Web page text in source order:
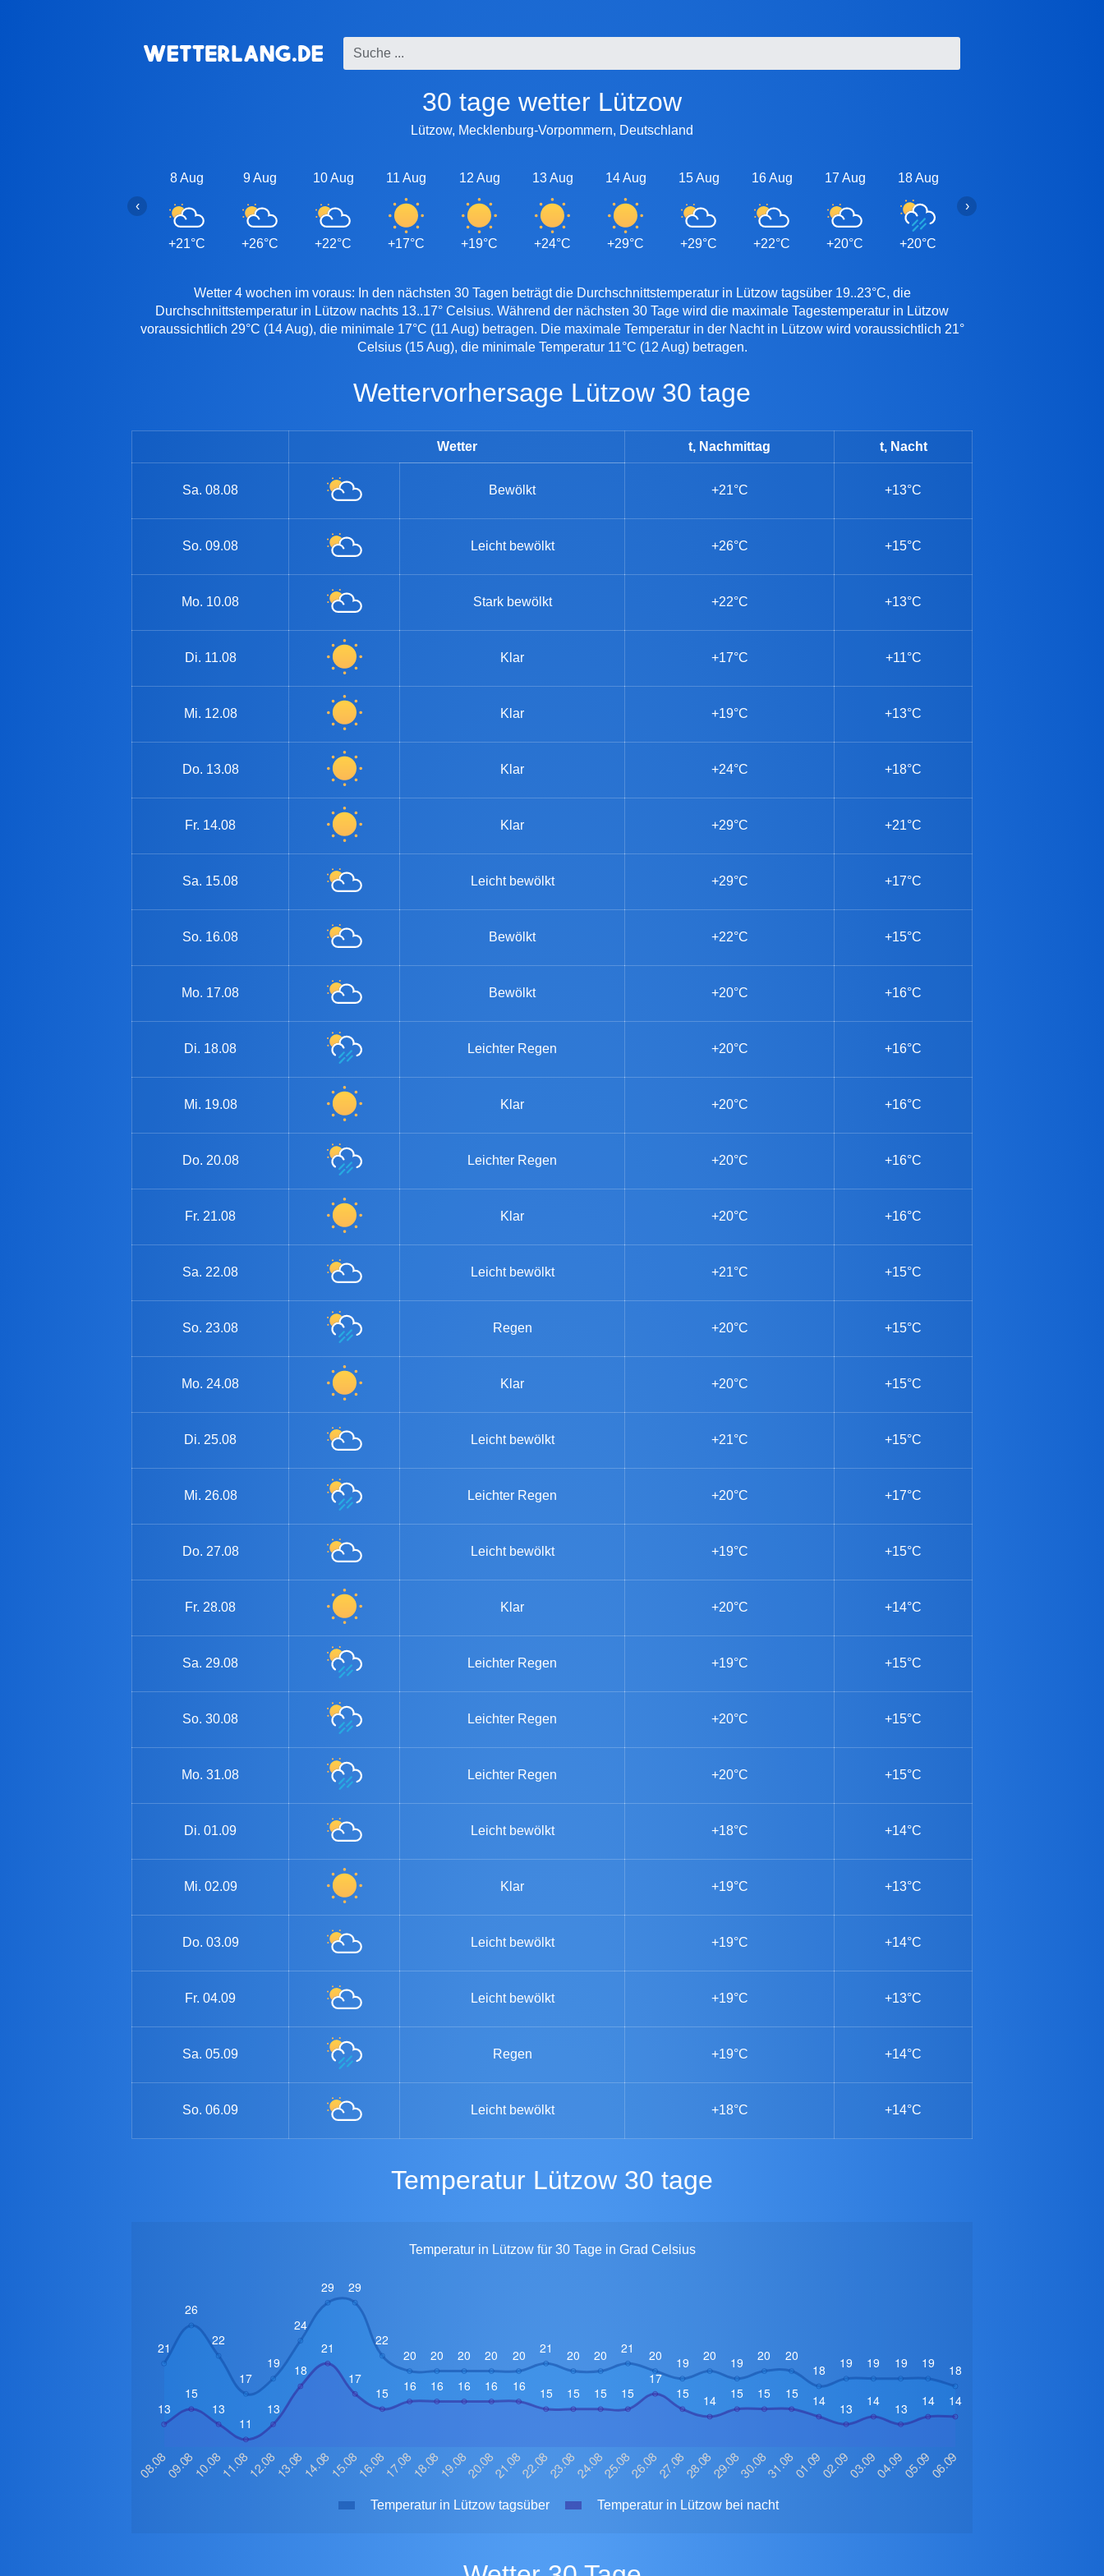
30 tage wetter Lützow
Lützow, Mecklenburg-Vorpommern, Deutschland
8 Aug
+21°C
9 Aug
+26°C
10 Aug
+22°C
11 Aug
+17°C
12 Aug
+19°C
13 Aug
+24°C
14 Aug
+29°C
15 Aug
+29°C
16 Aug
+22°C
17 Aug
+20°C
18 Aug
+20°C
‹ ›
Wetter 4 wochen im voraus: In den nächsten 30 Tagen beträgt die Durchschnittstemperatur in Lützow tagsüber 19..23°C, die
Durchschnittstemperatur in Lützow nachts 13..17° Celsius. Während der nächsten 30 Tage wird die maximale Tagestemperatur in Lützow
voraussichtlich 29°C (14 Aug), die minimale 17°C (11 Aug) betragen. Die maximale Temperatur in der Nacht in Lützow wird voraussichtlich 21°
Celsius (15 Aug), die minimale Temperatur 11°C (12 Aug) betragen.
Wettervorhersage Lützow 30 tage
Wetter t, Nachmittag t, Nacht
Sa. 08.08 Bewölkt +21°C +13°C
So. 09.08 Leicht bewölkt +26°C +15°C
Mo. 10.08 Stark bewölkt +22°C +13°C
Di. 11.08 Klar +17°C +11°C
Mi. 12.08 Klar +19°C +13°C
Do. 13.08 Klar +24°C +18°C
Fr. 14.08 Klar +29°C +21°C
Sa. 15.08 Leicht bewölkt +29°C +17°C
So. 16.08 Bewölkt +22°C +15°C
Mo. 17.08 Bewölkt +20°C +16°C
Di. 18.08 Leichter Regen +20°C +16°C
Mi. 19.08 Klar +20°C +16°C
Do. 20.08 Leichter Regen +20°C +16°C
Fr. 21.08 Klar +20°C +16°C
Sa. 22.08 Leicht bewölkt +21°C +15°C
So. 23.08 Regen +20°C +15°C
Mo. 24.08 Klar +20°C +15°C
Di. 25.08 Leicht bewölkt +21°C +15°C
Mi. 26.08 Leichter Regen +20°C +17°C
Do. 27.08 Leicht bewölkt +19°C +15°C
Fr. 28.08 Klar +20°C +14°C
Sa. 29.08 Leichter Regen +19°C +15°C
So. 30.08 Leichter Regen +20°C +15°C
Mo. 31.08 Leichter Regen +20°C +15°C
Di. 01.09 Leicht bewölkt +18°C +14°C
Mi. 02.09 Klar +19°C +13°C
Do. 03.09 Leicht bewölkt +19°C +14°C
Fr. 04.09 Leicht bewölkt +19°C +13°C
Sa. 05.09 Regen +19°C +14°C
So. 06.09 Leicht bewölkt +18°C +14°C
Temperatur Lützow 30 tage
Temperatur in Lützow für 30 Tage in Grad Celsius
Temperatur in Lützow tagsüber Temperatur in Lützow bei nacht